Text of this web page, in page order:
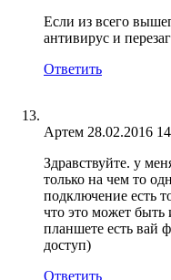
Если из всего
антивирус и
Ответить
Артем 28.02.2016
Здравствуйте. у
только на чем то
подключение есть
что это может быть
планшете есть вай
доступ)
Ответить